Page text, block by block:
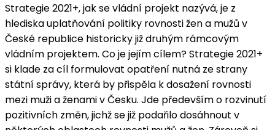
Strategie 2021+, jak se vládní projekt nazývá, je z
hlediska uplatňování politiky rovnosti žen a mužů v
České republice historicky již druhým rámcovým
vládním projektem. Co je jejím cílem? Strategie 2021+
si klade za cíl formulovat opatření nutná ze strany
státní správy, která by přispěla k dosažení rovnosti
mezi muži a ženami v Česku. Jde především o rozvinutí
pozitivních změn, jichž se již podařilo dosáhnout v